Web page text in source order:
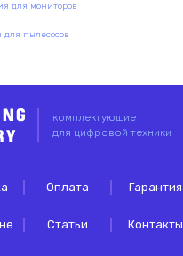
для мониторов
для пылесосов
комплектующие
для цифровой техники
Оплата Гарантия
Статьи Контакты